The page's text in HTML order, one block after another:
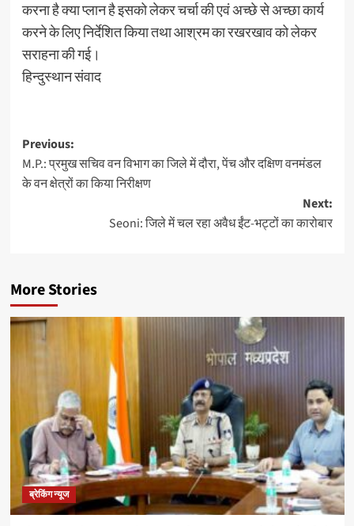
करना है क्या प्लान है इसको लेकर चर्चा की एवं अच्छे से अच्छा कार्य
करने के लिए निर्देशित किया तथा आश्रम का रखरखाव को लेकर
सराहना की गई।
हिन्दुस्थान संवाद
Post
navigation
Previous:
M.P.: प्रमुख सचिव वन विभाग का जिले में दौरा, पेंच और दक्षिण वनमंडल
के वन क्षेत्रों का किया निरीक्षण
Next:
Seoni: जिले में चल रहा अवैध ईंट-भट्टों का कारोबार
More Stories
ब्रेकिंग न्यूज